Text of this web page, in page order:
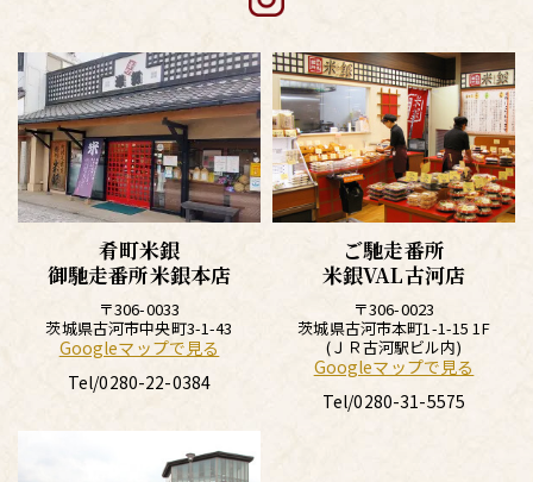
肴町米銀
御馳走番所米銀本店
〒306-0033
茨城県古河市中央町3-1-43
Googleマップで見る
Tel/0280-22-0384
ご馳走番所
米銀VAL古河店
〒306-0023
茨城県古河市本町1-1-15 1F
(ＪＲ古河駅ビル内)
Googleマップで見る
Tel/0280-31-5575